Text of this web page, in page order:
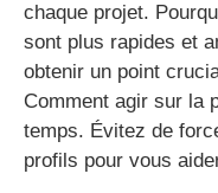
chaque projet.
sont plus rapides et
obtenir un point
Comment agir sur la
temps. Évitez de
profils pour vous